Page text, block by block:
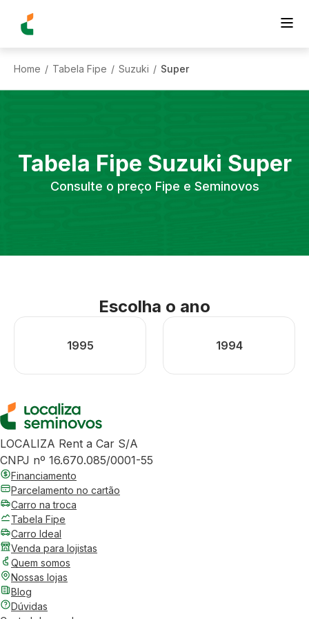
Home / Tabela Fipe / Suzuki / Super
Tabela Fipe Suzuki Super
Consulte o preço Fipe e Seminovos
Escolha o ano
1995 1994
LOCALIZA Rent a Car S/A
CNPJ nº 16.670.085/0001-55
Financiamento
Parcelamento no cartão
Carro na troca
Tabela Fipe
Carro Ideal
Venda para lojistas
Quem somos
Nossas lojas
Blog
Dúvidas